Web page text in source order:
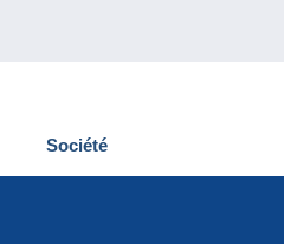
Société
Qui sommes-nous